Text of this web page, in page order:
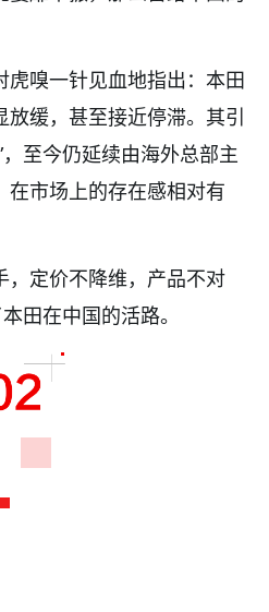
虎嗅一针见血地指出：本田
缓，甚至接近停滞。其引
至今仍延续由海外总部主
在市场上的存在感相对有
，定价不降维，产品不对
田在中国的活路。